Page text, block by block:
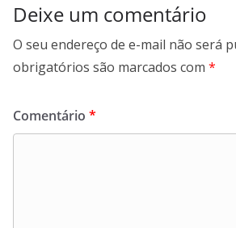
Deixe um comentário
O seu endereço de e-mail não será
obrigatórios são marcados com *
Comentário *